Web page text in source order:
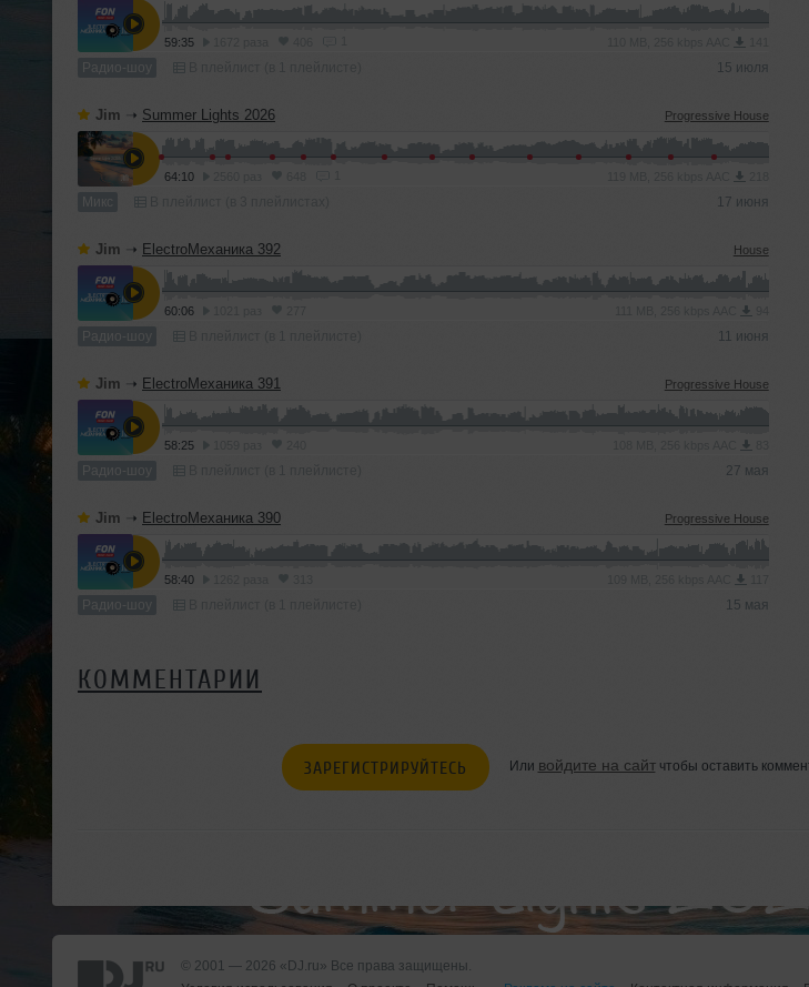
59:35
Радио-шоу 15 июля
Jim ➝ Summer Lights 2026 Progressive House
64:10
Микс 17 июня
Jim ➝ ElectroМеханика 392 House
60:06
Радио-шоу 11 июня
Jim ➝ ElectroМеханика 391 Progressive House
58:25
Радио-шоу 27 мая
Jim ➝ ElectroМеханика 390 Progressive House
58:40
Радио-шоу 15 мая
КОММЕНТАРИИ
ЗАРЕГИСТРИРУЙТЕСЬ Или войдите на сайтчтобы оставить
© 2001 — 2026 «DJ.ru» Все права защищены.